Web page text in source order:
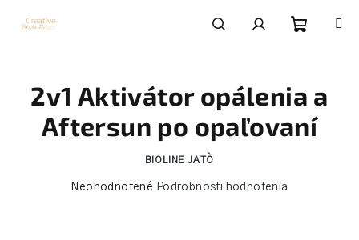
košík
2v1 Aktivátor opálenia a
Aftersun po opaľovaní
BIOLINE JATÒ
Priemerné
Neohodnotené Podrobnosti hodnotenia